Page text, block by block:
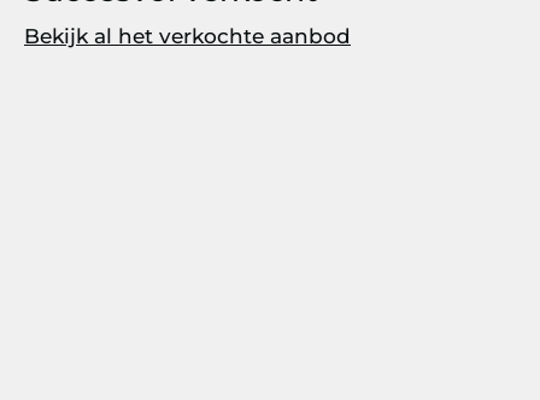
Bekijk al het verkochte aanbod